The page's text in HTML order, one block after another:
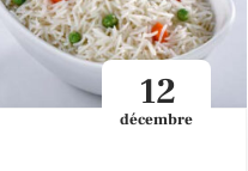
12
décembre